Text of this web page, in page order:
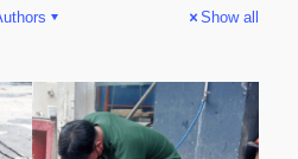
Show all